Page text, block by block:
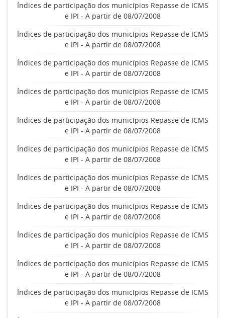
Índices de participação dos municípios Repasse de ICMS
e IPI - A partir de 08/07/2008
Índices de participação dos municípios Repasse de ICMS
e IPI - A partir de 08/07/2008
Índices de participação dos municípios Repasse de ICMS
e IPI - A partir de 08/07/2008
Índices de participação dos municípios Repasse de ICMS
e IPI - A partir de 08/07/2008
Índices de participação dos municípios Repasse de ICMS
e IPI - A partir de 08/07/2008
Índices de participação dos municípios Repasse de ICMS
e IPI - A partir de 08/07/2008
Índices de participação dos municípios Repasse de ICMS
e IPI - A partir de 08/07/2008
Índices de participação dos municípios Repasse de ICMS
e IPI - A partir de 08/07/2008
Índices de participação dos municípios Repasse de ICMS
e IPI - A partir de 08/07/2008
Índices de participação dos municípios Repasse de ICMS
e IPI - A partir de 08/07/2008
Índices de participação dos municípios Repasse de ICMS
e IPI - A partir de 08/07/2008